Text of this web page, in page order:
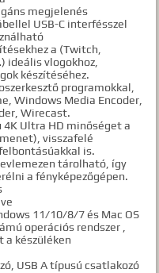
megjelenés
USB-C interfésszel
a (Twitch,
ideális vlogokhoz,
készítéséhez.
programokkal,
Windows Media Encoder,
Wirecast.
Ultra HD minőséget a
visszafelé
is.
tárolható, így
a fényképezőgépen.
11/10/8/7 és Mac OS
operációs rendszer ,
a készüléken
USB A típusú csatlakozó